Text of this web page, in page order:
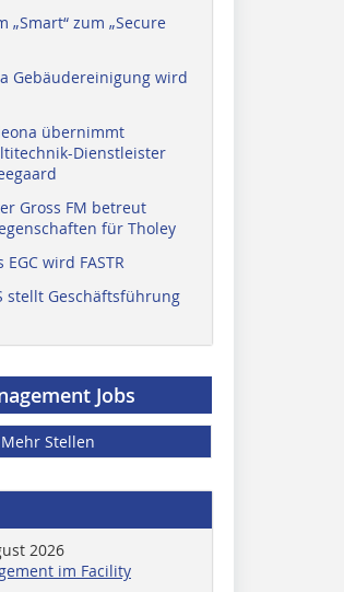
„Smart“ zum „Secure
Gebäudereinigung wird
übernimmt
Dienstleister
Gross FM betreut
für Tholey
EGC wird FASTR
stellt Geschäftsführung
Jobs
Mehr Stellen
2026
im Facility